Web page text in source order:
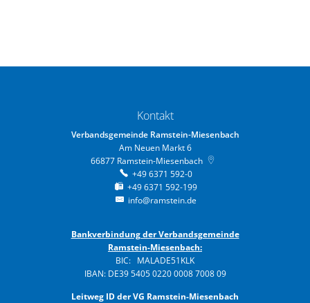
Kontakt
Verbandsgemeinde Ramstein-Miesenbach
Am Neuen Markt 6
66877 Ramstein-Miesenbach
+49 6371 592-0
+49 6371 592-199
info@ramstein.de
Bankverbindung der Verbandsgemeinde
Ramstein-Miesenbach:
BIC: MALADE51KLK
IBAN: DE39 5405 0220 0008 7008 09
Leitweg ID der VG Ramstein-Miesenbach